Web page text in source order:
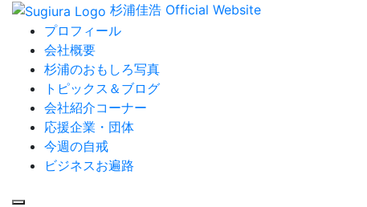
杉浦佳浩 Official Website
プロフィール
会社概要
杉浦のおもしろ写真
トピックス＆ブログ
会社紹介コーナー
応援企業・団体
今週の自戒
ビジネスお遍路